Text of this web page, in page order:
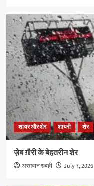
शायर और शेर शायरी शेर
ज़ेब ग़ौरी के बेहतरीन शेर
अरग़वान रब्बही July 7, 2026